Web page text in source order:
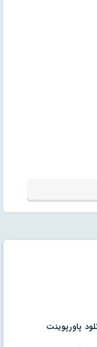
پاورپوینت